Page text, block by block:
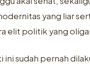
yang liar
elit politik yang
ini sudah pernah